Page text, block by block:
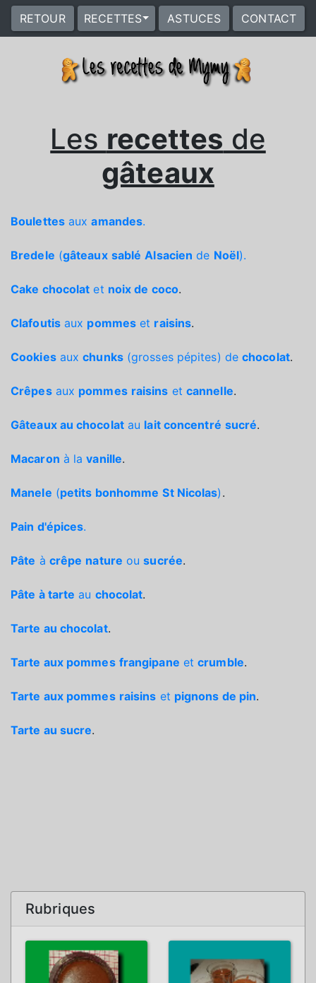
RETOUR RECETTES ASTUCES CONTACT
Les recettes de
gâteaux
Boulettesauxamandes.
Bredele (gâteaux sablé Alsacien de Noël).
Cake chocolat et noix de coco.
Clafoutisaux pommes et raisins.
Cookiesauxchunks(grosses pépites) dechocolat.
Crêpesaux pommes raisins et cannelle.
Gâteaux au chocolatau lait concentré sucré.
Macaron à lavanille.
Manele (petits bonhomme St Nicolas) .
Pain d'épices.
Pâte à crêpe nature ousucrée.
Pâte à tarte au chocolat.
Tarte au chocolat.
Tarte aux pommes frangipane etcrumble.
Tarte aux pommes raisins et pignons de pin.
Tarte au sucre.
Rubriques